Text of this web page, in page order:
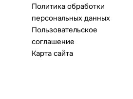
Политика обработки
персональных данных
Пользовательское
соглашение
Карта сайта